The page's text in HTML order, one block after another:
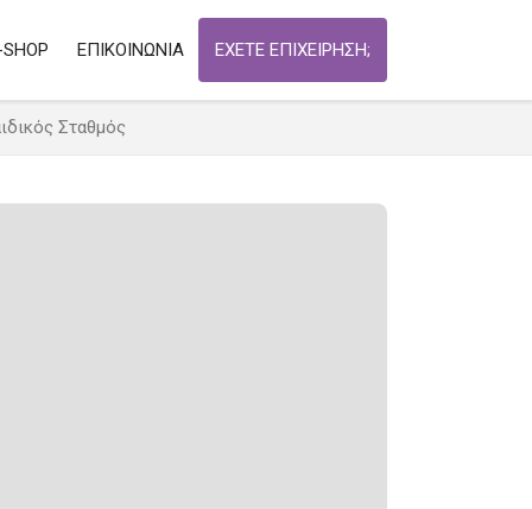
ΕΠΙΚΟΙΝΩΝΙΑ ΕΧΕΤΕ ΕΠΙΧΕΙΡΗΣΗ;
Σταθμός